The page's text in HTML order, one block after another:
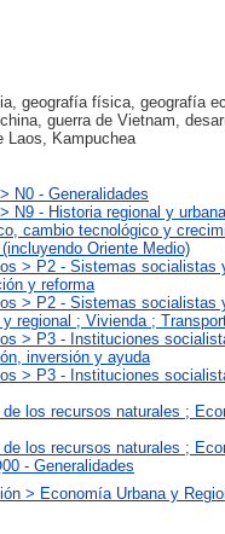
geografía física, geografía
guerra de Vietnam,
Laos, Kampuchea
N0 - Generalidades
N9 - Historia regional y
cambio tecnológico y
Oriente Medio)
> P2 - Sistemas socialistas
y reforma
> P2 - Sistemas socialistas
regional ; Vivienda ;
> P3 - Instituciones
inversión y ayuda
> P3 - Instituciones
los recursos naturales ;
los recursos naturales ;
- Generalidades
> Economía Urbana y